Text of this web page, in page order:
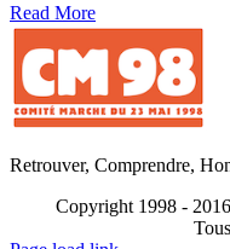
Read More
Retrouver, Comprendre,
Copyright 1998 -